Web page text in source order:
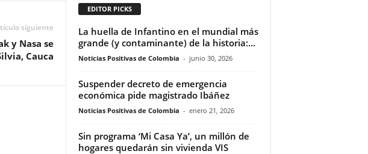
siguiente
y Nasa se
Cauca
EDITOR PICKS
La huella de Infantino en el mundial más
grande (y contaminante) de la historia:...
Noticias Positivas de Colombia - junio 30, 2026
Suspender decreto de emergencia
económica pide magistrado Ibáñez
Noticias Positivas de Colombia - enero 21, 2026
Sin programa ‘Mi Casa Ya’, un millón de
hogares quedarán sin vivienda VIS